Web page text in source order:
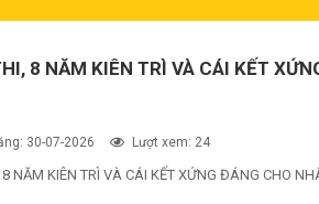
8 NĂM KIÊN TRÌ VÀ CÁI KẾT
30-07-2026 Lượt xem: 24
NĂM KIÊN TRÌ VÀ CÁI KẾT XỨNG ĐÁNG CHO